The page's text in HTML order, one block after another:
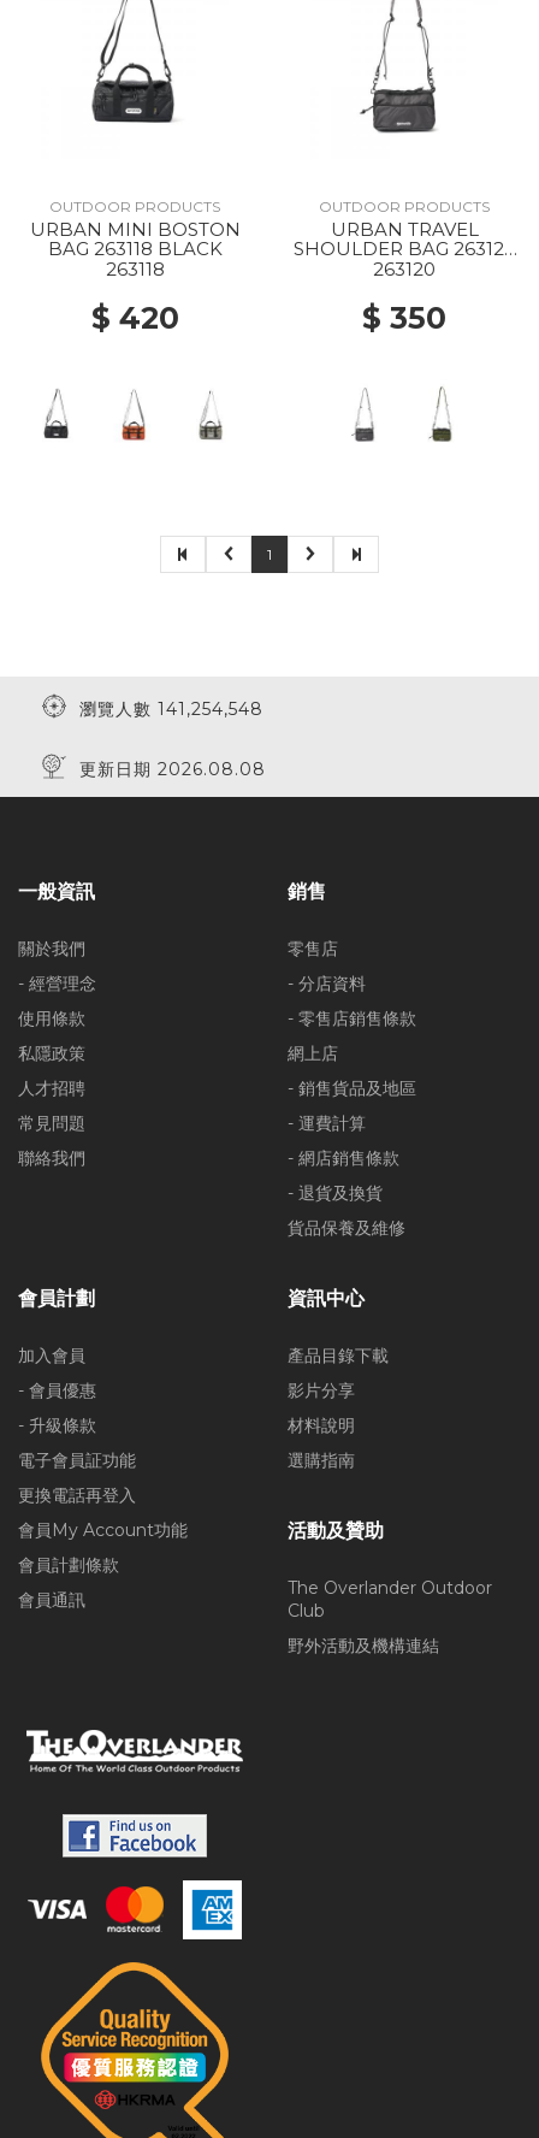
OUTDOOR PRODUCTS
URBAN MINI BOSTON
BAG 263118 BLACK
263118
$ 420
OUTDOOR PRODUCTS
URBAN TRAVEL
SHOULDER BAG 263120
CHARCOAL
263120
$ 350
1
瀏覽人數 141,254,548
更新日期 2026.08.08
一般資訊
關於我們
- 經營理念
使用條款
私隱政策
人才招聘
常見問題
聯絡我們
銷售
零售店
- 分店資料
- 零售店銷售條款
網上店
- 銷售貨品及地區
- 運費計算
- 網店銷售條款
- 退貨及換貨
貨品保養及維修
會員計劃
加入會員
- 會員優惠
- 升級條款
電子會員証功能
更換電話再登入
會員My Account功能
會員計劃條款
會員通訊
資訊中心
產品目錄下載
影片分享
材料說明
選購指南
活動及贊助
The Overlander Outdoor
Club
野外活動及機構連結